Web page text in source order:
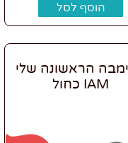
הוסף לסל
הראשונה שלי
IAM כחול